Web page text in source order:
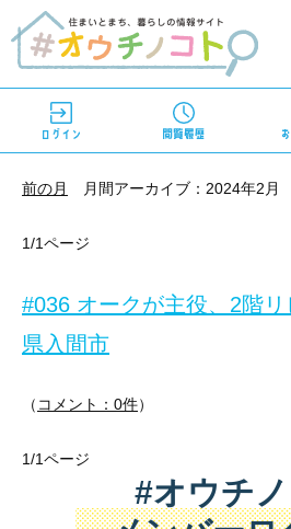
前の月 月間アーカイブ：2024年2月
1/1ページ
#036 オークが主役、2階
県入間市
家は、家族みんなが一緒に過ごす大
通りに面した立地を考慮して、通り
（ コメント：0件）
1/1ページ
#オウチ